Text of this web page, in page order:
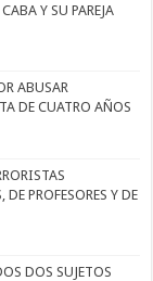
Y SU PAREJA
ABUSAR
DE CUATRO AÑOS
PROFESORES Y DE
DOS SUJETOS